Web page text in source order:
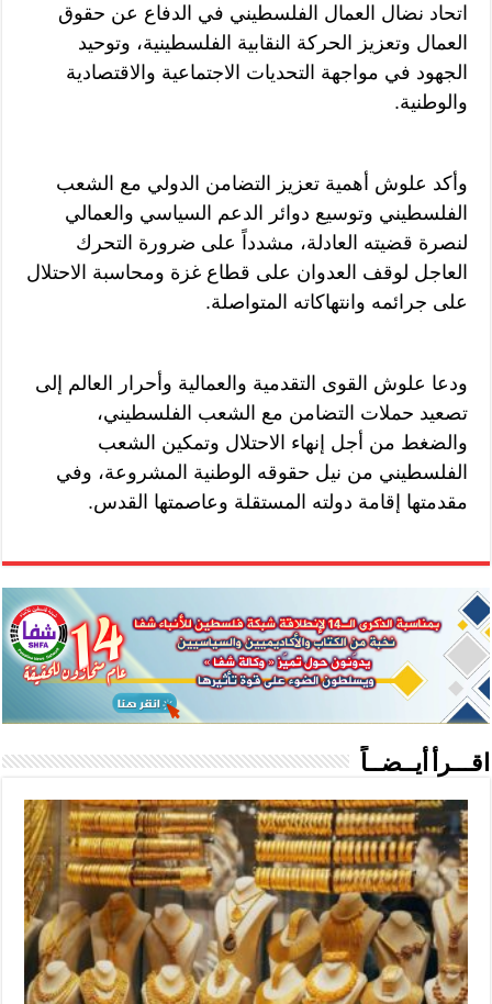
اتحاد نضال العمال الفلسطيني في الدفاع عن حقوق
العمال وتعزيز الحركة النقابية الفلسطينية، وتوحيد
الجهود في مواجهة التحديات الاجتماعية والاقتصادية
والوطنية.
وأكد علوش أهمية تعزيز التضامن الدولي مع الشعب
الفلسطيني وتوسيع دوائر الدعم السياسي والعمالي
لنصرة قضيته العادلة، مشدداً على ضرورة التحرك
العاجل لوقف العدوان على قطاع غزة ومحاسبة الاحتلال
على جرائمه وانتهاكاته المتواصلة.
ودعا علوش القوى التقدمية والعمالية وأحرار العالم إلى
تصعيد حملات التضامن مع الشعب الفلسطيني،
والضغط من أجل إنهاء الاحتلال وتمكين الشعب
الفلسطيني من نيل حقوقه الوطنية المشروعة، وفي
مقدمتها إقامة دولته المستقلة وعاصمتها القدس.
اقـــرأ أيــضــاً